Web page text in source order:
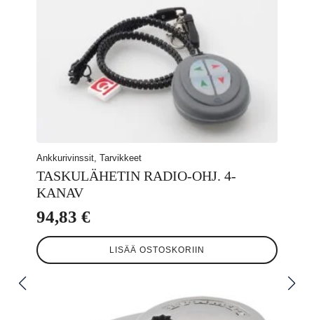
Ankkurivinssit, Tarvikkeet
TASKULÄHETIN RADIO-OHJ. 4-
KANAV
94,83 €
LISÄÄ OSTOSKORIIN